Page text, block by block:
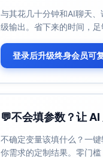
市场集中度与玩家分
方法与假设：以
仅针对上述3个已
结果（评论量份
明在“已识别
（如精准数显+可
设计导向（
运动导向（
办公/采购导向
与其花几十分钟和AI聊天
级输出。省下来的时间，
登录后升级终身会员可
💬不会填参数？让 AI
不确定变量该填什么？一
你需求的定制结果。零门槛